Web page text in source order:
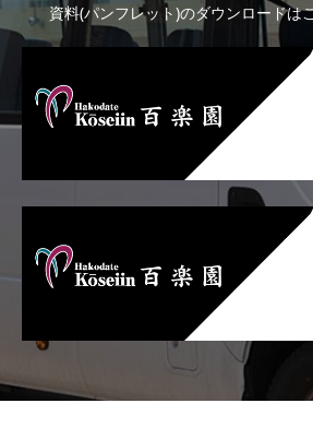
資料(パンフレット)のダウンロードは